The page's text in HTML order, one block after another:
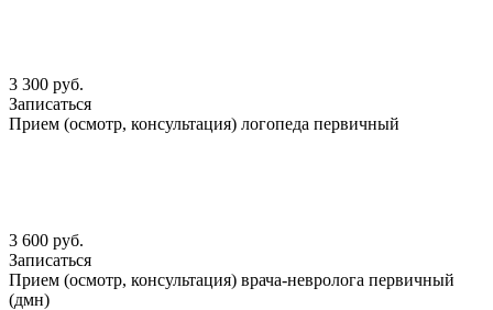
3 300 руб.
Записаться
Прием (осмотр, консультация) логопеда первичный
3 600 руб.
Записаться
Прием (осмотр, консультация) врача-невролога первичный
(дмн)